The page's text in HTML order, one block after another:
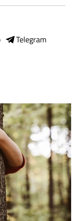
Telegram